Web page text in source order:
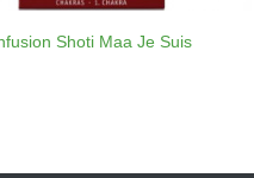
Shoti Maa Je Suis